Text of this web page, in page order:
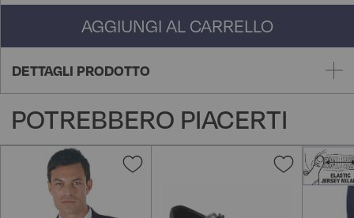
AGGIUNGI AL CARRELLO
DETTAGLI PRODOTTO
POTREBBERO PIACERTI
Aggiungi
Aggiungi
alla